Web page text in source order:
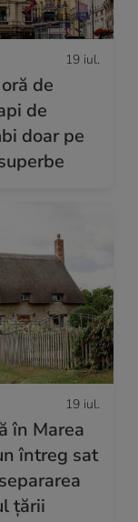
19 iul.
de
de
doar pe
19 iul.
în Marea
întreg sat
țării